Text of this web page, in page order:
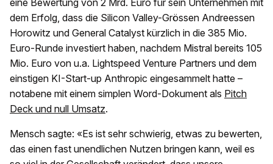
eine Bewertung von 2 Mrd. Euro für sein Unternehmen mit
dem Erfolg, dass die Silicon Valley-Grössen Andreessen
Horowitz und General Catalyst kürzlich in die 385 Mio.
Euro-Runde investiert haben, nachdem Mistral bereits 105
Mio. Euro von u.a. Lightspeed Venture Partners und dem
einstigen KI-Start-up Anthropic eingesammelt hatte –
notabene mit einem simplen Word-Dokument als Pitch
Deck und null Umsatz.
Mensch sagte: «Es ist sehr schwierig, etwas zu bewerten,
das einen fast unendlichen Nutzen bringen kann, weil es